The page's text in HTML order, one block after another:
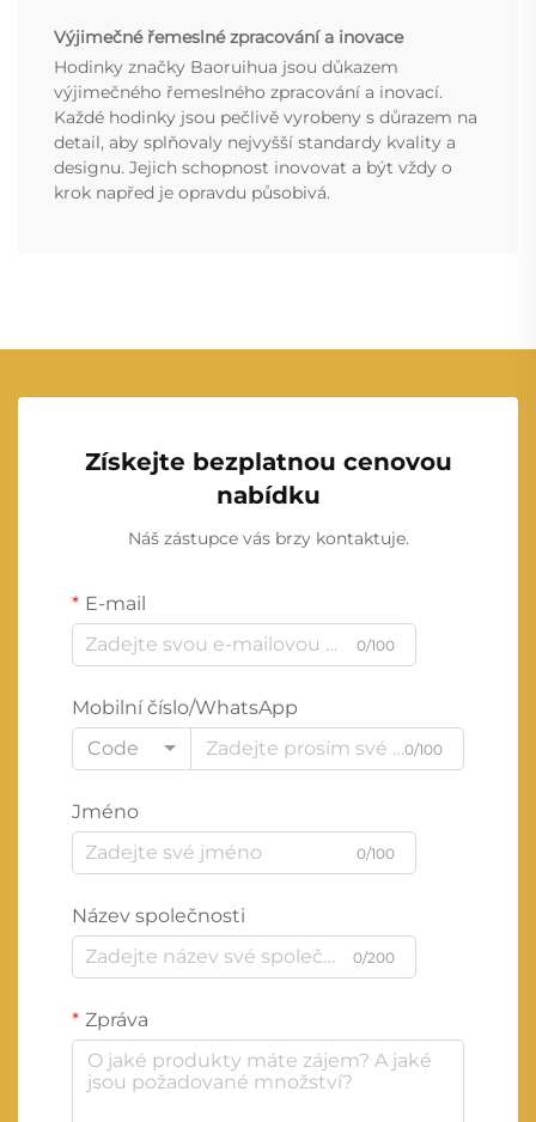
Výjimečné řemeslné zpracování a inovace
Hodinky značky Baoruihua jsou důkazem
výjimečného řemeslného zpracování a inovací.
Každé hodinky jsou pečlivě vyrobeny s důrazem na
detail, aby splňovaly nejvyšší standardy kvality a
designu. Jejich schopnost inovovat a být vždy o
krok napřed je opravdu působivá.
Získejte bezplatnou cenovou
nabídku
Náš zástupce vás brzy kontaktuje.
E-mail
0/100
Mobilní číslo/WhatsApp
Code
0/100
Jméno
0/100
Název společnosti
0/200
Zpráva